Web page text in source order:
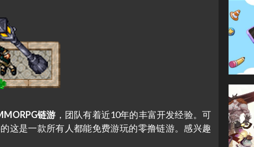
链游 ，团队有着近10年的丰富开发经验。可
这是一款所有人都能免费游玩的零撸链游。感兴趣